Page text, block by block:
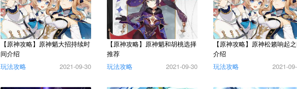
【原神攻略】原神魈大招持续时
间介绍
玩法攻略
2021-09-30
【原神攻略】原神魈和胡桃选择
推荐
玩法攻略
2021-09-30
【原神攻略】原神松籁响起
介绍
玩法攻略
2021-